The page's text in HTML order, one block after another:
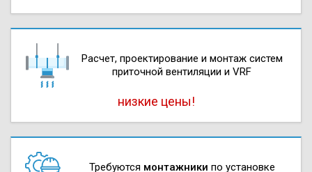
Расчет, проектирова­ние и монтаж систем
приточной вентиляции и VRF
низкие цены!
Требуются монтажники по установке